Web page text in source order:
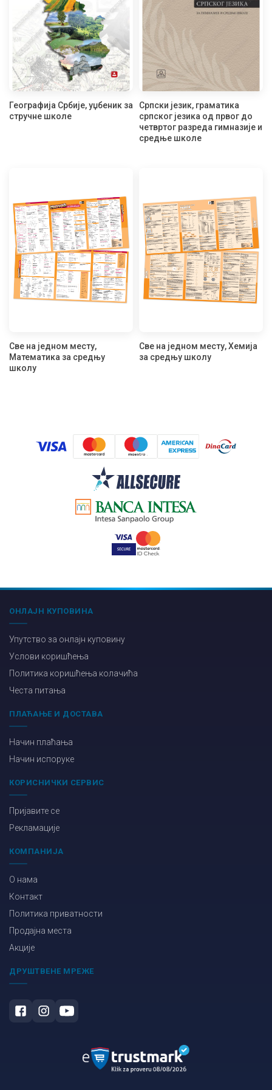
Географија Србије, уџбеник за
стручне школе
Српски језик, граматика
српског језика од првог до
четвртог разреда гимназије и
средње школе
Све на једном месту,
Математика за средњу
школу
Све на једном месту, Хемија
за средњу школу
ОНЛАЈН КУПОВИНА
Упутство за онлајн куповину
Услови коришћења
Политика коришћења колачића
Честа питања
ПЛАЋАЊЕ И ДОСТАВА
Начин плаћања
Начин испоруке
КОРИСНИЧКИ СЕРВИС
Пријавите се
Рекламације
КОМПАНИЈА
О нама
Контакт
Политика приватности
Продајна места
Акције
ДРУШТВЕНЕ МРЕЖЕ